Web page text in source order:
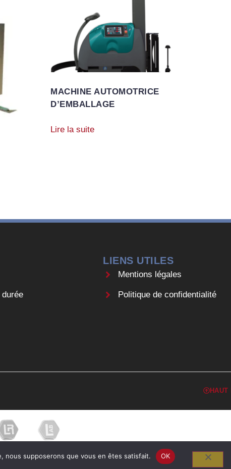
MACHINE AUTOMOTRICE
D’EMBALLAGE
Lire la suite
durée
LIENS UTILES
Mentions légales
Politique de confidentialité
HAUT
nous supposerons que vous en êtes satisfait. OK